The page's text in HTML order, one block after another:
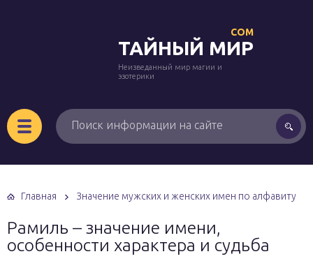
ТАЙНЫЙ МИР
COM
Неизведанный мир магии и
эзотерики
Главная Значение мужских и женских имен по алфавиту
Рамиль – значение имени,
особенности характера и судьба